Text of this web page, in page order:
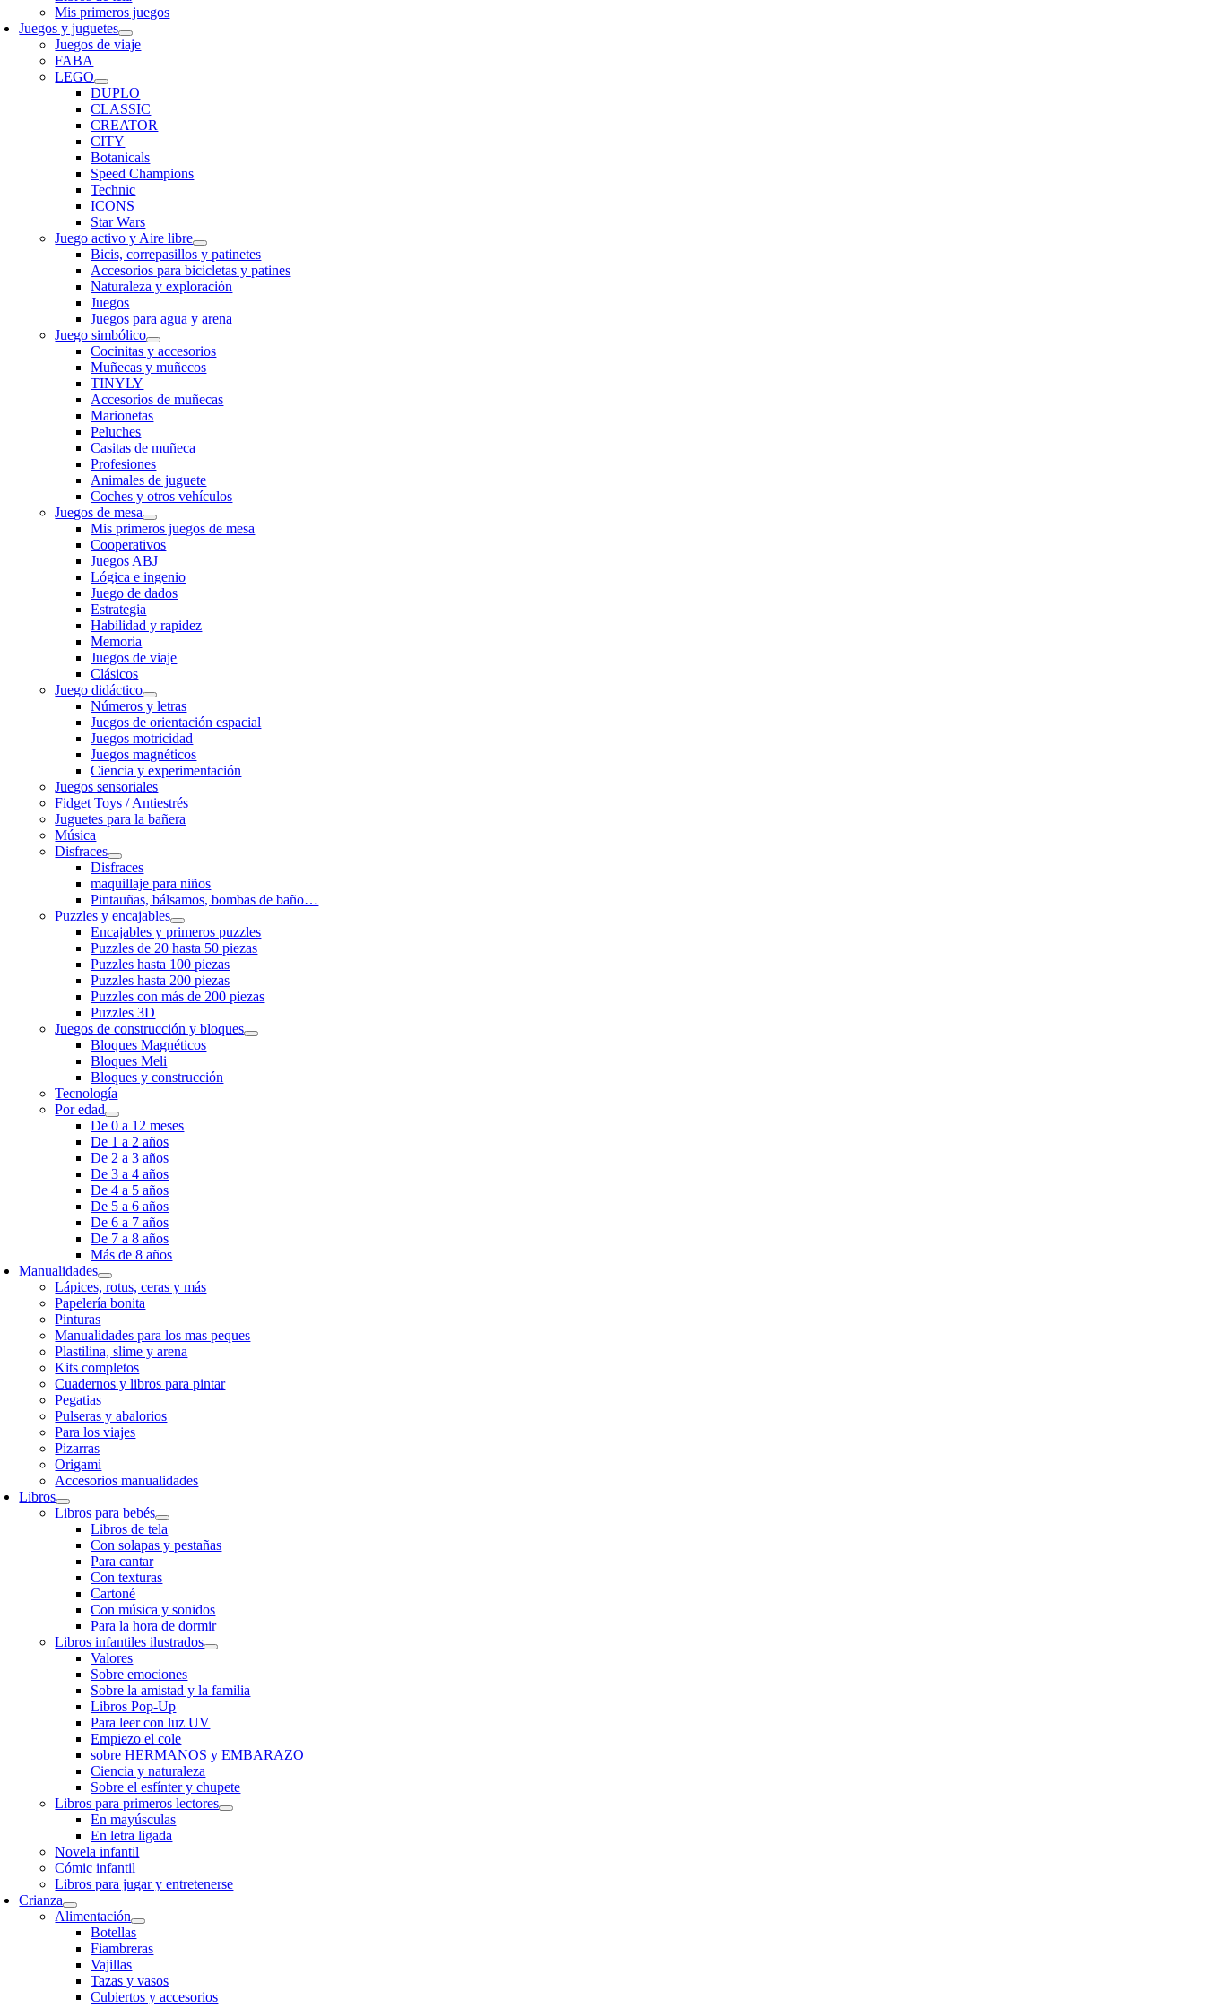
Mis primeros juegos
Juegos y juguetes
Juegos de viaje
FABA
LEGO
DUPLO
CLASSIC
CREATOR
CITY
Botanicals
Speed Champions
Technic
ICONS
Star Wars
Juego activo y Aire libre
Bicis, correpasillos y patinetes
Accesorios para bicicletas y patines
Naturaleza y exploración
Juegos
Juegos para agua y arena
Juego simbólico
Cocinitas y accesorios
Muñecas y muñecos
TINYLY
Accesorios de muñecas
Marionetas
Peluches
Casitas de muñeca
Profesiones
Animales de juguete
Coches y otros vehículos
Juegos de mesa
Mis primeros juegos de mesa
Cooperativos
Juegos ABJ
Lógica e ingenio
Juego de dados
Estrategia
Habilidad y rapidez
Memoria
Juegos de viaje
Clásicos
Juego didáctico
Números y letras
Juegos de orientación espacial
Juegos motricidad
Juegos magnéticos
Ciencia y experimentación
Juegos sensoriales
Fidget Toys / Antiestrés
Juguetes para la bañera
Música
Disfraces
Disfraces
maquillaje para niños
Pintauñas, bálsamos, bombas de baño…
Puzzles y encajables
Encajables y primeros puzzles
Puzzles de 20 hasta 50 piezas
Puzzles hasta 100 piezas
Puzzles hasta 200 piezas
Puzzles con más de 200 piezas
Puzzles 3D
Juegos de construcción y bloques
Bloques Magnéticos
Bloques Meli
Bloques y construcción
Tecnología
Por edad
De 0 a 12 meses
De 1 a 2 años
De 2 a 3 años
De 3 a 4 años
De 4 a 5 años
De 5 a 6 años
De 6 a 7 años
De 7 a 8 años
Más de 8 años
Manualidades
Lápices, rotus, ceras y más
Papelería bonita
Pinturas
Manualidades para los mas peques
Plastilina, slime y arena
Kits completos
Cuadernos y libros para pintar
Pegatias
Pulseras y abalorios
Para los viajes
Pizarras
Origami
Accesorios manualidades
Libros
Libros para bebés
Libros de tela
Con solapas y pestañas
Para cantar
Con texturas
Cartoné
Con música y sonidos
Para la hora de dormir
Libros infantiles ilustrados
Valores
Sobre emociones
Sobre la amistad y la familia
Libros Pop-Up
Para leer con luz UV
Empiezo el cole
sobre HERMANOS y EMBARAZO
Ciencia y naturaleza
Sobre el esfínter y chupete
Libros para primeros lectores
En mayúsculas
En letra ligada
Novela infantil
Cómic infantil
Libros para jugar y entretenerse
Crianza
Alimentación
Botellas
Fiambreras
Vajillas
Tazas y vasos
Cubiertos y accesorios